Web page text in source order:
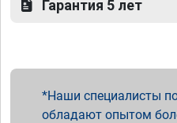
Гарантия 5 лет
Наши специалисты
обладают опытом